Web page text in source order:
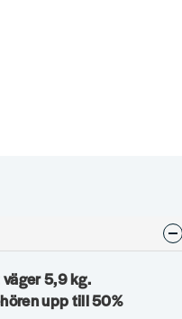
5,9 kg.
upp till 50%